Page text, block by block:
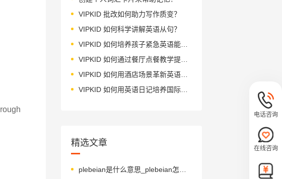
VIPKID 批改如何助力写作质变？
VIPKID 如何科学讲解英语从句？
VIPKID 如何培养孩子紧急英语能力？
VIPKID 如何通过餐厅点餐教学提升少儿英语应用能力？
VIPKID 如何用酒店场景革新英语教学？
VIPKID 如何用英语日记培养国际化人才？
精选文章
电话咨询
在线咨询